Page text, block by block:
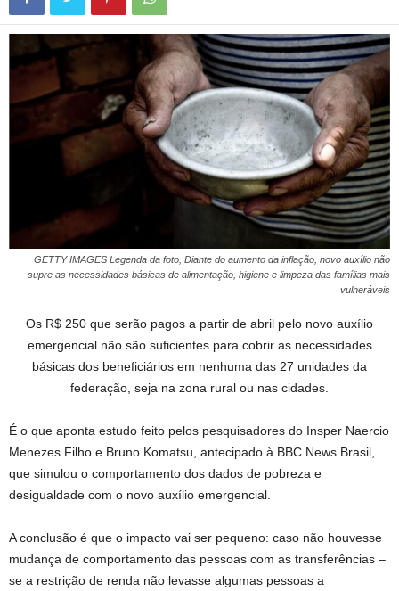
GETTY IMAGES Legenda da foto, Diante do aumento da inflação, novo auxílio não
supre as necessidades básicas de alimentação, higiene e limpeza das famílias mais
vulneráveis
Os R$ 250 que serão pagos a partir de abril pelo novo auxílio
emergencial não são suficientes para cobrir as necessidades
básicas dos beneficiários em nenhuma das 27 unidades da
federação, seja na zona rural ou nas cidades.
É o que aponta estudo feito pelos pesquisadores do Insper Naercio
Menezes Filho e Bruno Komatsu, antecipado à BBC News Brasil,
que simulou o comportamento dos dados de pobreza e
desigualdade com o novo auxílio emergencial.
A conclusão é que o impacto vai ser pequeno: caso não houvesse
mudança de comportamento das pessoas com as transferências –
se a restrição de renda não levasse algumas pessoas a